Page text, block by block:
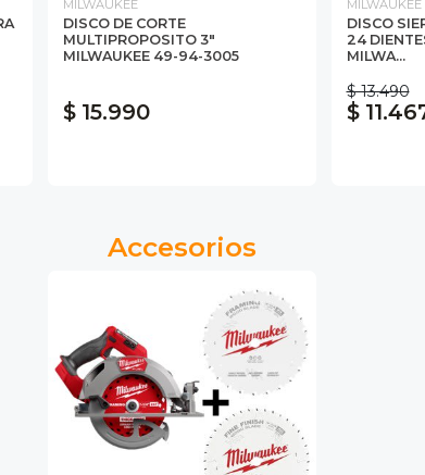
MILWAUKEE
DISCO DE CORTE
MULTIPROPOSITO 3"
MILWAUKEE 49-94-3005
$ 15.990
MILWAUKEE
DISCO
24
MILWA...
$ 13.490
$
Accesorios